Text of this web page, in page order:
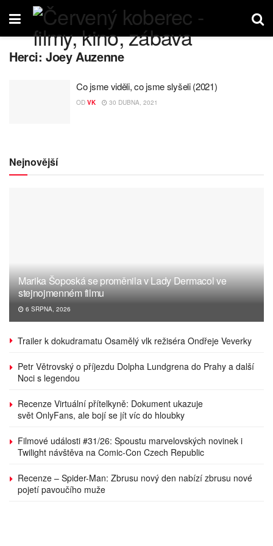
Herci:Joey Auzenne
Co jsme viděli, co jsme slyšeli (2021)
OD VK 30 DUBNA, 2021
Nejnovější
Marika Šoposká se proměnila v Lady Dermacol ve
stejnojmenném filmu
6 SRPNA, 2026
Trailer k dokudramatu Osamělý vlk režiséra Ondřeje Veverky
Petr Větrovský o příjezdu Dolpha Lundgrena do Prahy a další
Noci s legendou
Recenze Virtuální přítelkyně: Dokument ukazuje
svět OnlyFans, ale bojí se jít víc do hloubky
Filmové události #31/26: Spoustu marvelovských novinek i
Twilight návštěva na Comic-Con Czech Republic
Recenze – Spider-Man: Zbrusu nový den nabízí zbrusu nové
pojetí pavoučího muže